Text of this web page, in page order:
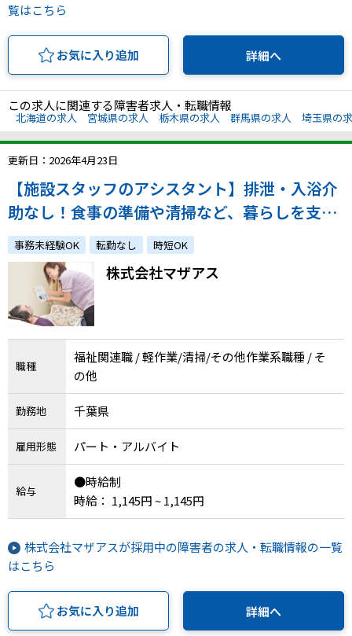
覧はこちら
お気に入り追加 詳細へ
この求人に関連する障害者求人・転職情報
北海道の求人 宮城県の求人 栃木県の求人 群馬県の求人 埼玉県の
更新日：2026年4月23日
【施設スタッフのアシスタント】排泄・入浴介
助なし！食事の準備や清掃など、暮らしを支え
るサポート業務／週20h〜相談可
事務未経験OK 転勤なし 時短OK
株式会社マザアス
職種
福祉関連職 / 軽作業/清掃/その他作業系職種 / そ
の他
勤務地 千葉県
雇用形態 パート・アルバイト
給与
●時給制
時給： 1,145円 ~ 1,145円
株式会社マザアスが採用中の障害者の求人・転職情報の一覧
はこちら
お気に入り追加 詳細へ